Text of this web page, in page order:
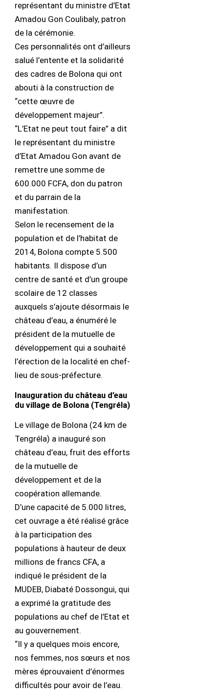
représentant du ministre d’Etat
Amadou Gon Coulibaly, patron
de la cérémonie.
Ces personnalités ont d’ailleurs
salué l’entente et la solidarité
des cadres de Bolona qui ont
abouti à la construction de
“cette œuvre de
développement majeur”.
“L’Etat ne peut tout faire” a dit
le représentant du ministre
d’Etat Amadou Gon avant de
remettre une somme de
600.000 FCFA, don du patron
et du parrain de la
manifestation.
Selon le recensement de la
population et de l’habitat de
2014, Bolona compte 5.500
habitants. Il dispose d’un
centre de santé et d’un groupe
scolaire de 12 classes
auxquels s’ajoute désormais le
château d’eau, a énuméré le
président de la mutuelle de
développement qui a souhaité
l’érection de la localité en chef-
lieu de sous-préfecture.
Inauguration du château d’eau
du village de Bolona (Tengréla)
Le village de Bolona (24 km de
Tengréla) a inauguré son
château d’eau, fruit des efforts
de la mutuelle de
développement et de la
coopération allemande.
D’une capacité de 5.000 litres,
cet ouvrage a été réalisé grâce
à la participation des
populations à hauteur de deux
millions de francs CFA, a
indiqué le président de la
MUDEB, Diabaté Dossongui, qui
a exprimé la gratitude des
populations au chef de l’Etat et
au gouvernement.
“Il y a quelques mois encore,
nos femmes, nos sœurs et nos
mères éprouvaient d’énormes
difficultés pour avoir de l’eau.